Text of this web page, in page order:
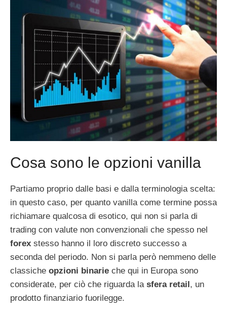
Cosa sono le opzioni vanilla
Partiamo proprio dalle basi e dalla terminologia scelta:
in questo caso, per quanto vanilla come termine possa
richiamare qualcosa di esotico, qui non si parla di
trading con valute non convenzionali che spesso nel
forex stesso hanno il loro discreto successo a
seconda del periodo. Non si parla però nemmeno delle
classiche opzioni binarie che qui in Europa sono
considerate, per ciò che riguarda la sfera retail , un
prodotto finanziario fuorilegge.